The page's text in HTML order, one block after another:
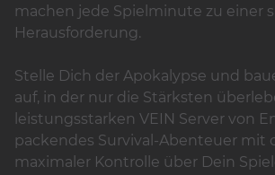
machen jede Spielminute zu einer
Herausforderung.
Stelle Dich der Apokalypse und
auf, in der nur die Stärksten
leistungsstarken VEIN Server von
packendes Survival-Abenteuer mit
maximaler Kontrolle über Dein